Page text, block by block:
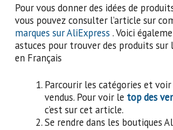
Pour vous donner des idées de
vous pouvez consulter l’article sur
marques sur AliExpress . Voici
astuces pour trouver des produits sur
en Français
Parcourir les catégories et
vendus. Pour voir le top des
c’est sur cet article.
Se rendre dans les boutiques